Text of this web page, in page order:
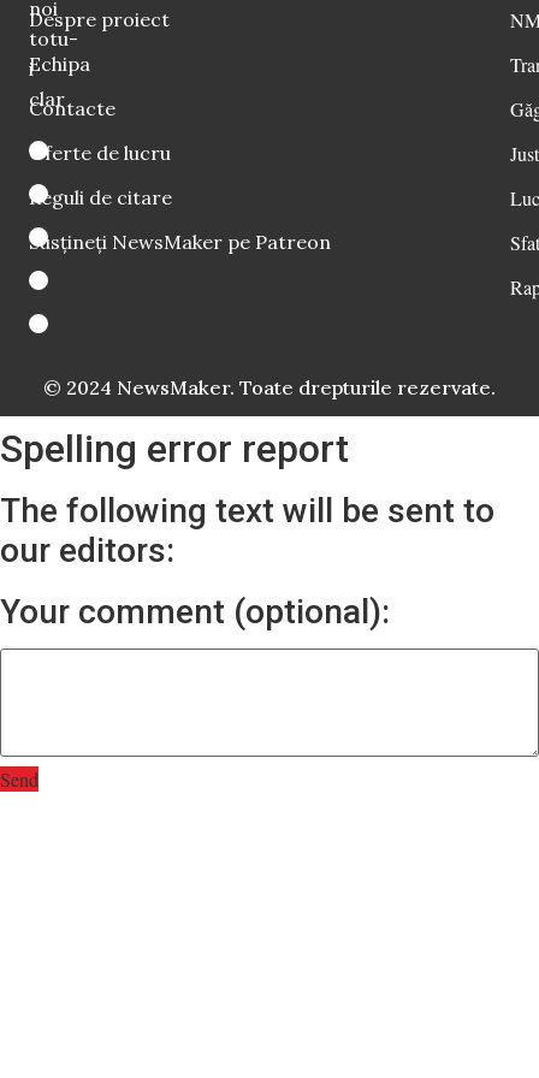
noi
totu-
i
clar
Despre proiect
Echipa
Contacte
Oferte de lucru
Reguli de citare
Susțineți NewsMaker pe Patreon
© 2024 NewsMaker. Toate drepturile rezervate.
Spelling error report
The following text will be sent to
our editors:
Your comment (optional):
Send